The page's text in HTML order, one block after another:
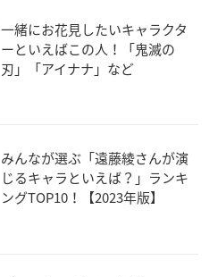
一緒にお花見したいキャラクタ
ーといえばこの人！「鬼滅の
刃」「アイナナ」など
みんなが選ぶ「遠藤綾さんが演
じるキャラといえば？」ランキ
ングTOP10！【2023年版】